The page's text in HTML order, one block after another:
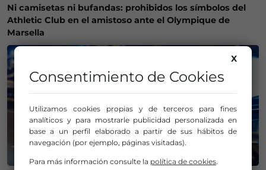
Ni camisetas ni bufandas: prohibidos los símbolos del
Athletic Club en el amistoso ante el Olympique de
Marsella
X
Consentimiento de Cookies
Utilizamos cookies propias y de terceros para fines
analíticos y para mostrarle publicidad personalizada en
base a un perfil elaborado a partir de sus hábitos de
navegación (por ejemplo, páginas visitadas).
Para más información consulte la política de cookies.